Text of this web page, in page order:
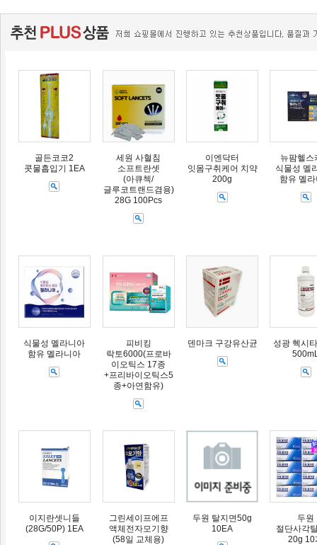
골든코코2
콧물흡입기 1EA
세원 사혈침
소프트란셋
(아큐첵/
글루코트랜드겸용)
28G 100Pcs
이엔닥터
잇몸구취케어 치약
200g
뉴팜헬스
식물성 멜
함유 멜
식물성 멜라니아
함유 멜라니아
피비킹
락토6000(프로바
이오틱스 17종
+프리바이오틱스5
종+아연함유)
덴마크 구강유산균
성광 헥시
이지란셋니들
(28G/50P) 1EA
그린세이프에프
액체전자모기향
(58일 교체용)
두원 탈지면50g
10EA
두원
절단사각
20g 10